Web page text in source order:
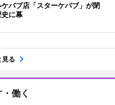
バブ店「スターケバブ」が閉
に幕
見る
働く